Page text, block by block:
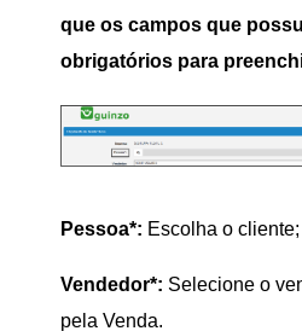
que os campos que
obrigatórios para
Pessoa*: Escolha o cliente;
Vendedor*: Selecione o
pela Venda.